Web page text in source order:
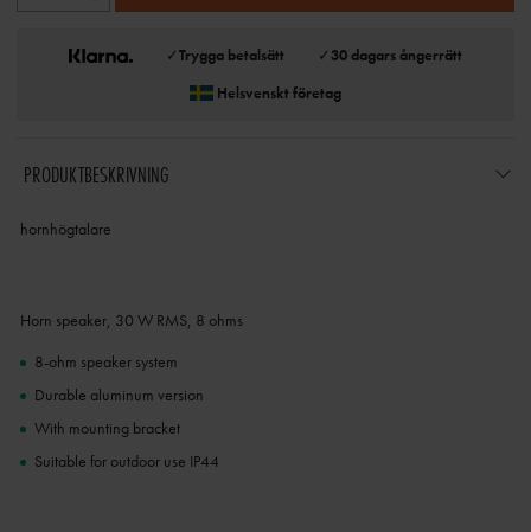
✓Trygga betalsätt ✓30 dagars ångerrätt
Helsvenskt företag
PRODUKTBESKRIVNING
hornhögtalare
Horn speaker, 30 W RMS, 8 ohms
8-ohm speaker system
Durable aluminum version
With mounting bracket
Suitable for outdoor use IP44